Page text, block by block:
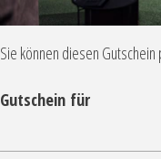
Sie können diesen
Gutschein für